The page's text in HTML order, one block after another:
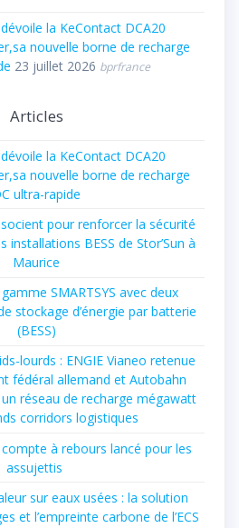
la KeContact DCA20
nouvelle borne de recharge
23 juillet 2026 bprfrance
Articles
la KeContact DCA20
nouvelle borne de recharge
ultra-rapide
pour renforcer la sécurité
BESS de Stor’Sun à
Maurice
SMARTSYS avec deux
stockage d’énergie par batterie
(BESS)
lourds : ENGIE Vianeo retenue
fédéral allemand et Autobahn
réseau de recharge mégawatt
corridors logistiques
à rebours lancé pour les
assujettis
sur eaux usées : la solution
et l’empreinte carbone de l’ECS